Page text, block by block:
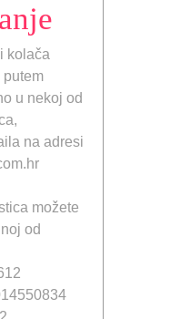
kolača
putem
u nekoj od
na adresi
možete
od